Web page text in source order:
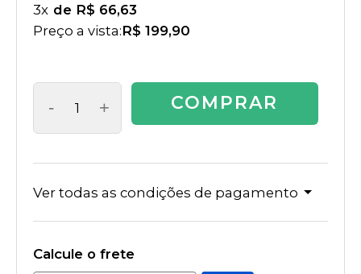
3x
R$ 66,63
Preço a vista:R$ 199,90
- + COMPRAR
Ver todas as condições de pagamento